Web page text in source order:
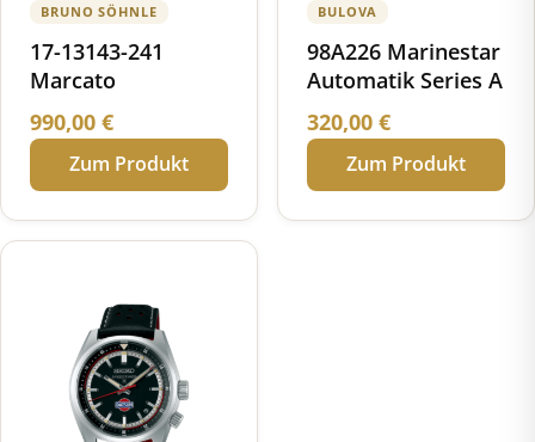
BRUNO SÖHNLE
17-13143-241
Marcato
990,00 €
Zum Produkt
BULOVA
98A226 Marinestar
Automatik Series A
320,00 €
Zum Produkt